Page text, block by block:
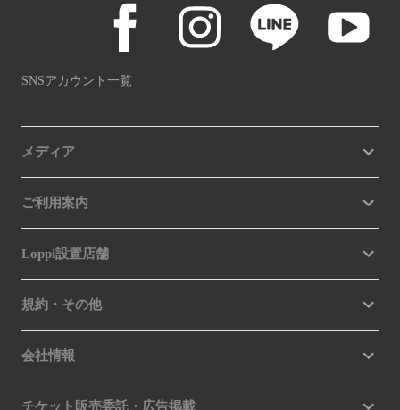
SNSアカウント一覧
メディア
ご利用案内
Loppi設置店舗
規約・その他
会社情報
チケット販売委託・広告掲載